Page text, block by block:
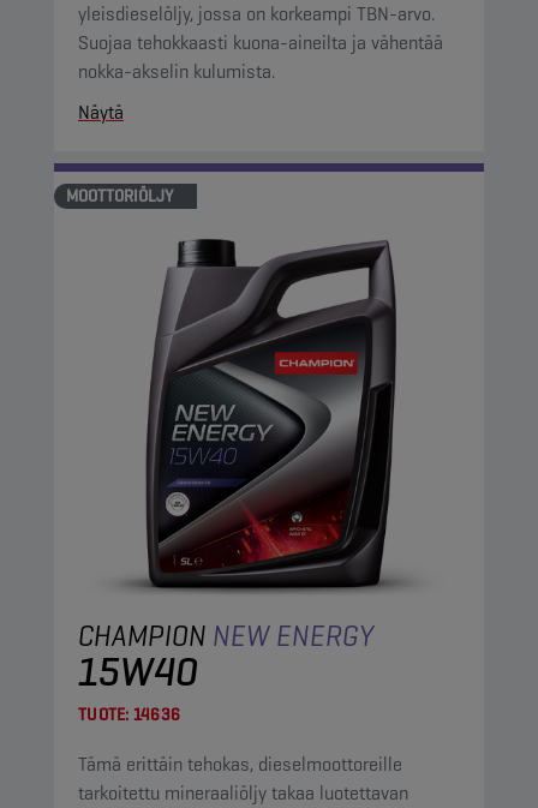
yleisdieselöljy, jossa on korkeampi TBN-arvo.
Suojaa tehokkaasti kuona-aineilta ja vähentää
nokka-akselin kulumista.
Näytä
MOOTTORIÖLJY
CHAMPION NEW ENERGY
15W40
TUOTE: 14636
Tämä erittäin tehokas, dieselmoottoreille
tarkoitettu mineraaliöljy takaa luotettavan